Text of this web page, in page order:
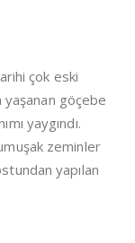
çok eski
yaşanan göçebe
yaygındı.
zeminler
yapılan